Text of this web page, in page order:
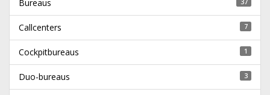
Bureaus
Callcenters 7
Cockpitbureaus 1
Duo-bureaus 3